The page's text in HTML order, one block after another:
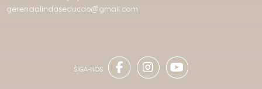
gerencialindaseducao@gmail.com